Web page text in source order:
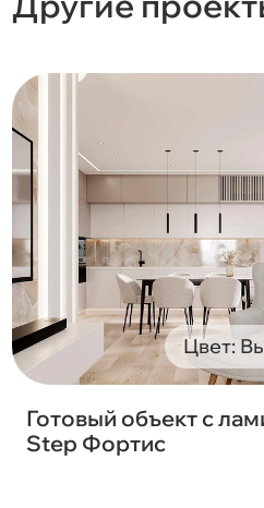
Цвет:
Готовый объект с
Step Фортис